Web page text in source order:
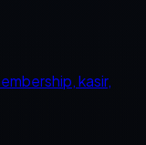
kasir,